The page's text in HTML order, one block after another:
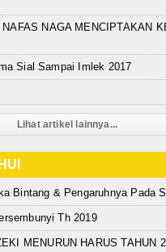
NAGA MENCIPTAKAN
Sial Sampai Imlek 2017
Lihat artikel lainnya...
Bintang & Pengaruhnya Pada
Th 2019
MENURUN HARUS TAHUN